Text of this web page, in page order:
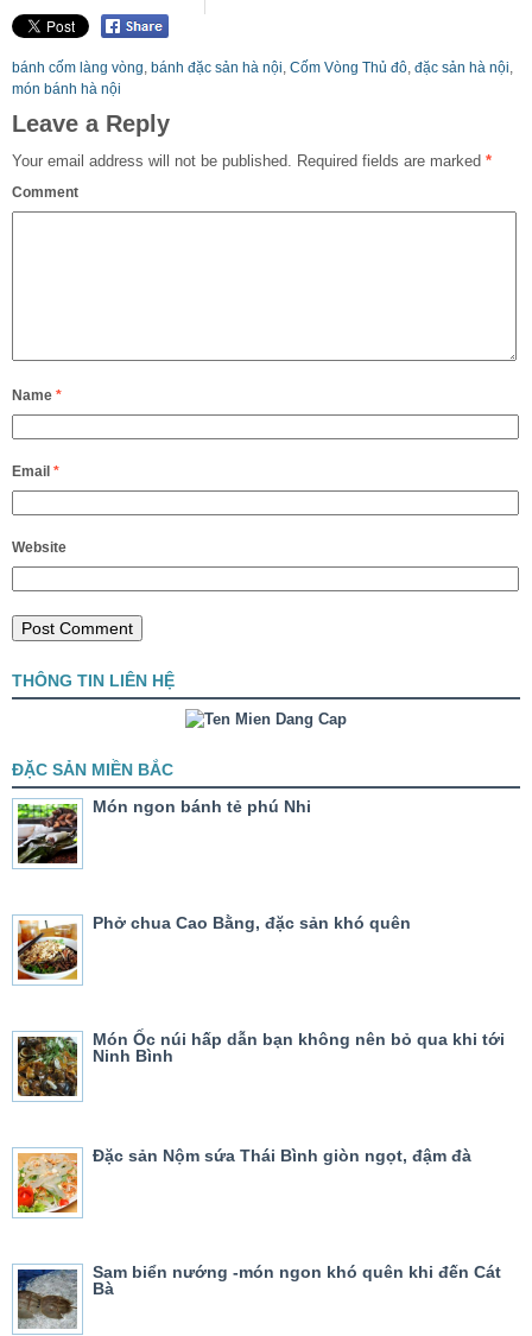
bánh cốm làng vòng, bánh đặc sản hà nội, Cốm Vòng Thủ đô, đặc sản hà nội,
món bánh hà nội
Leave a Reply
Your email address will not be published. Required fields are marked *
Comment
Name *
Email *
Website
THÔNG TIN LIÊN HỆ
ĐẶC SẢN MIỀN BẮC
Món ngon bánh tẻ phú Nhi
Phở chua Cao Bằng, đặc sản khó quên
Món Ốc núi hấp dẫn bạn không nên bỏ qua khi tới
Ninh Bình
Đặc sản Nộm sứa Thái Bình giòn ngọt, đậm đà
Sam biển nướng -món ngon khó quên khi đến Cát
Bà